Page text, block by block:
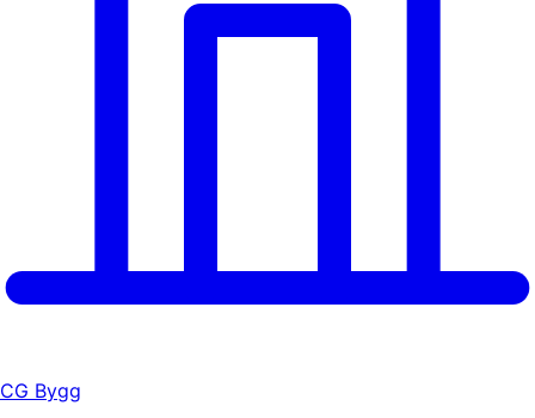
CG Bygg